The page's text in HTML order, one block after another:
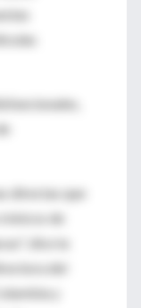
directas que
de
dice la
del
y